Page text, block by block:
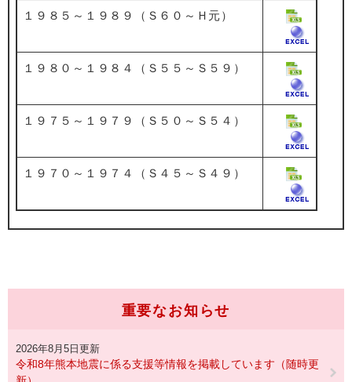
１９８５～１９８９（Ｓ６０～Ｈ元）
１９８０～１９８４（Ｓ５５～Ｓ５９）
１９７５～１９７９（Ｓ５０～Ｓ５４）
１９７０～１９７４（Ｓ４５～Ｓ４９）
重要なお知らせ
2026年8月5日更新
令和8年熊本地震に係る支援等情報を掲載しています（随時更